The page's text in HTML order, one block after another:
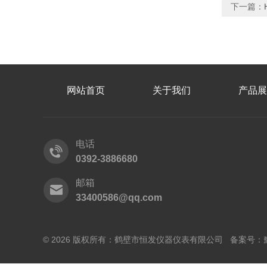
下一篇：
网站首页 关于我们 产品
电话
0392-3886680
邮箱
33400586@qq.com
© 2026 版权所有：鹤壁市恒发仪器仪表有限公司 备案号：